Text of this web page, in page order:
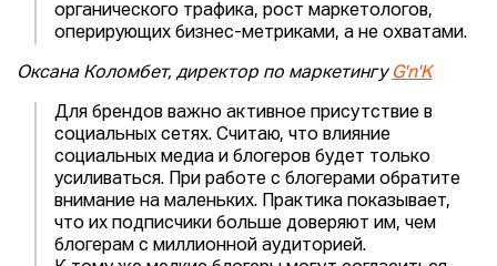
органического трафика, рост маркетологов,
оперирующих бизнес-метриками, а не охватами.
Оксана Коломбет, директор по маркетингу G'n'K
Для брендов важно активное присутствие в
социальных сетях. Считаю, что влияние
социальных медиа и блогеров будет только
усиливаться. При работе с блогерами обратите
внимание на маленьких. Практика показывает,
что их подписчики больше доверяют им, чем
блогерам с миллионной аудиторией.